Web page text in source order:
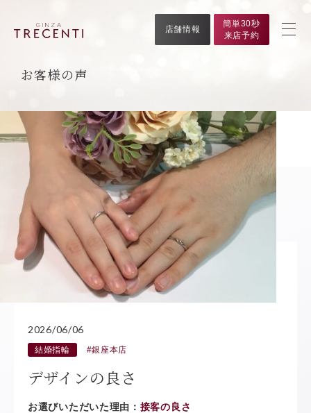
店舗情報
簡単30秒
来店予約
お客様の声
2026/06/06
結婚指輪 #銀座本店
デザインの良さ
お選びいただいた理由： 接客の良さ